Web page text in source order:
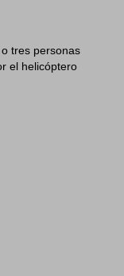
tres personas
el helicóptero